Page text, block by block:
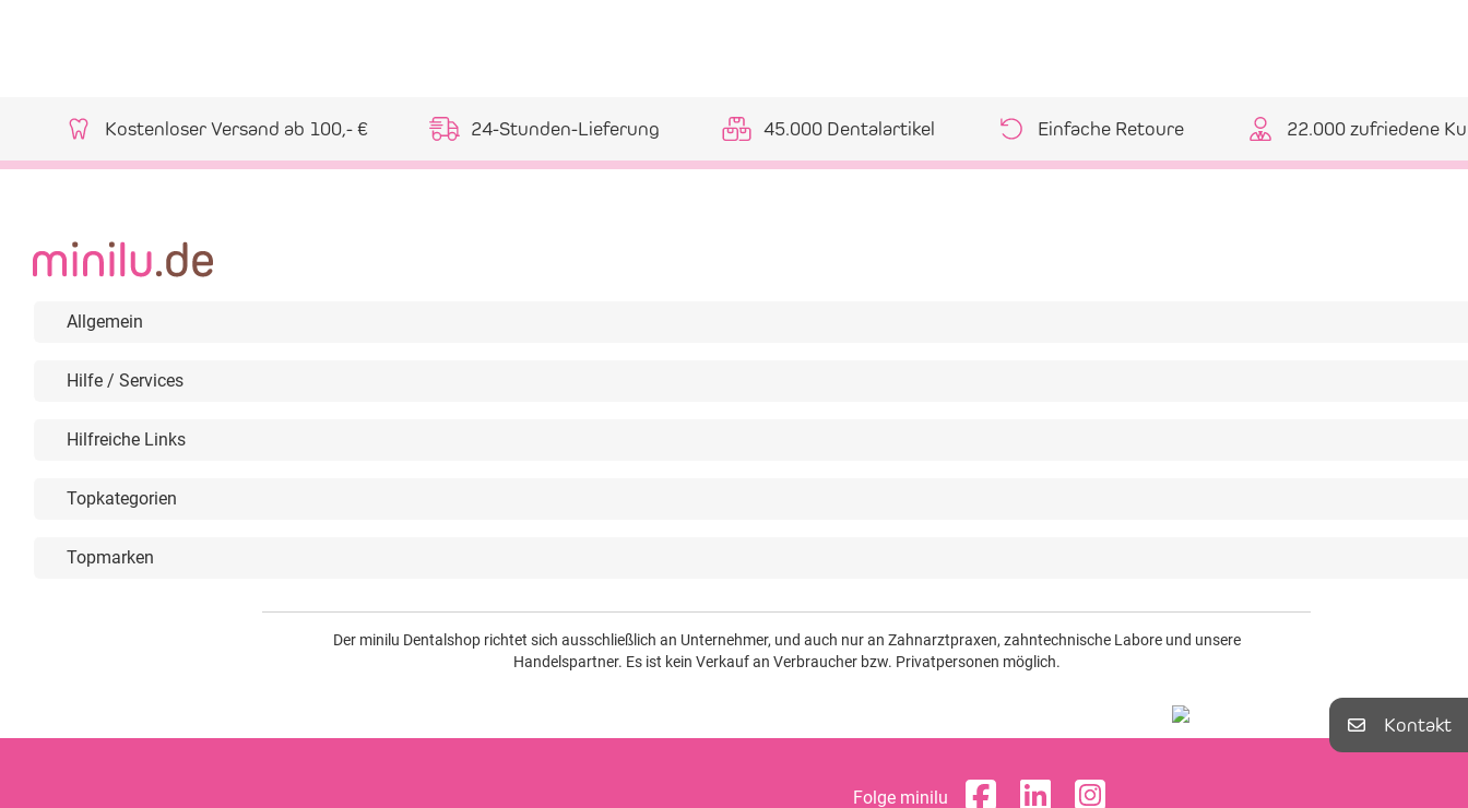
Kontakt
Kostenloser Versand ab 100,- € 24-Stunden-Lieferung 45.000 Dentalartikel Einfache Retoure 22.000 zufriedene
Allgemein
Hilfe / Services
Hilfreiche Links
Topkategorien
Topmarken
Der minilu Dentalshop richtet sich ausschließlich an Unternehmer, und auch nur an Zahnarztpraxen, zahntechnische Labore und unsere
Handelspartner. Es ist kein Verkauf an Verbraucher bzw. Privatpersonen möglich.
Folge minilu